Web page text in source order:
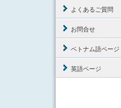
よくあるご質問
お問合せ
ベトナム語ページ
英語ページ